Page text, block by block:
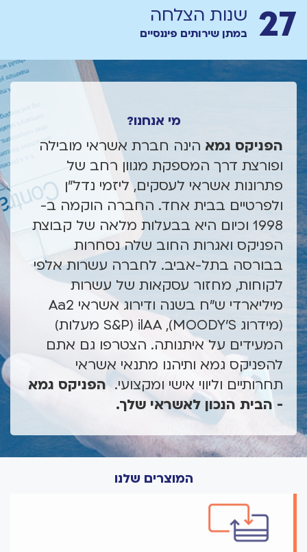
27 שנות הצלחה
במתן שירותים פיננסיים
מי אנחנו?
הפניקס גמא הינה חברת אשראי מובילה
ופורצת דרך המספקת מגוון רחב של
פתרונות אשראי לעסקים, ליזמי נדל"ן
ולפרטיים בבית אחד. החברה הוקמה ב-
1998 וכיום היא בבעלות מלאה של קבוצת
הפניקס ואגרות החוב שלה נסחרות
בבורסה בתל-אביב. לחברה עשרות אלפי
לקוחות, מחזור עסקאות של עשרות
מיליארדי ש"ח בשנה ודירוג אשראי Aa2
(מידרוג MOODY'S), ilAA (S&P מעלות)
המעידים על איתנותה. הצטרפו גם אתם
להפניקס גמא ותיהנו מתנאי אשראי
תחרותיים וליווי אישי ומקצועי.הפניקס גמא
- הבית הנכון לאשראי שלך.
המוצרים שלנו